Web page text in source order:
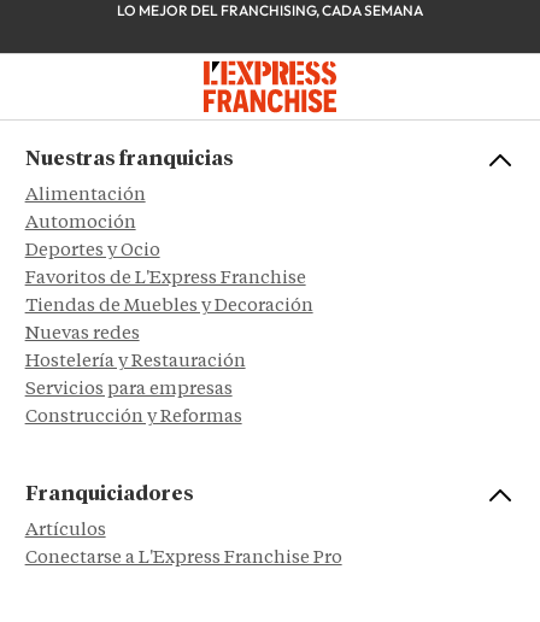
LO MEJOR DEL FRANCHISING, CADA SEMANA
Nuestras franquicias
Alimentación
Automoción
Deportes y Ocio
Favoritos de L'Express Franchise
Tiendas de Muebles y Decoración
Nuevas redes
Hostelería y Restauración
Servicios para empresas
Construcción y Reformas
Franquiciadores
Artículos
Conectarse a L'Express Franchise Pro